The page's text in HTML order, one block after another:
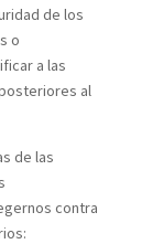
de los
o
a las
al
de las
contra